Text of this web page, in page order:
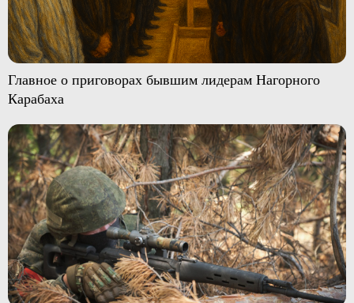
Главное о приговорах бывшим лидерам Нагорного
Карабаха